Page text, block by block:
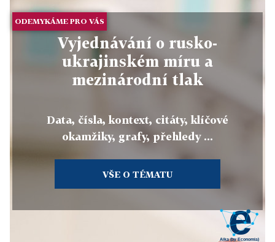
ODEMYKÁME PRO VÁS
Vyjednávání o rusko-
ukrajinském míru a
mezinárodní tlak
Data, čísla, kontext, citáty, klíčové
okamžiky, grafy, přehledy ...
VŠE O TÉMATU